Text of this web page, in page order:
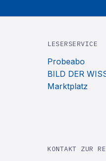
LESERSERVICE
Probeabo
BILD DER
Marktplatz
KONTAKT ZUR